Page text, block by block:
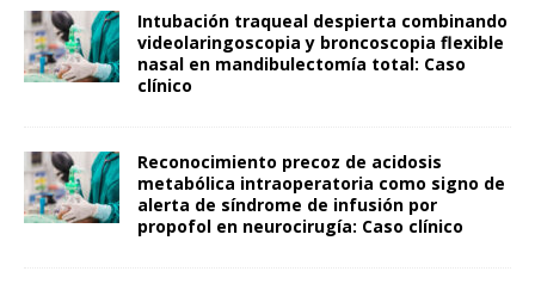
Intubación traqueal despierta combinando
videolaringoscopia y broncoscopia flexible
nasal en mandibulectomía total: Caso
clínico
Reconocimiento precoz de acidosis
metabólica intraoperatoria como signo de
alerta de síndrome de infusión por
propofol en neurocirugía: Caso clínico